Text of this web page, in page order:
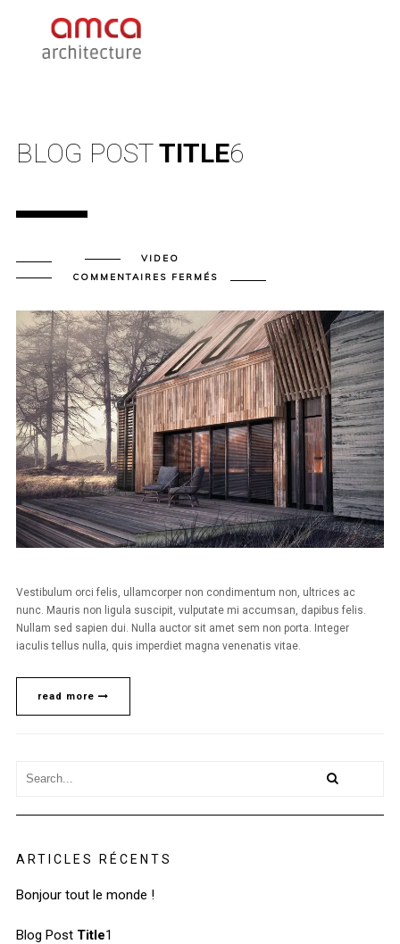
BLOG POSTTITLE6
VIDEO
COMMENTAIRES FERMÉSSUR
TITLE6
Vestibulum orci felis, ullamcorper non condimentum non, ultrices ac
nunc. Mauris non ligula suscipit, vulputate mi accumsan, dapibus felis.
Nullam sed sapien dui. Nulla auctor sit amet sem non porta. Integer
iaculis tellus nulla, quis imperdiet magna venenatis vitae.
read more
ARTICLES RÉCENTS
Bonjour tout le monde !
Blog Post Title1